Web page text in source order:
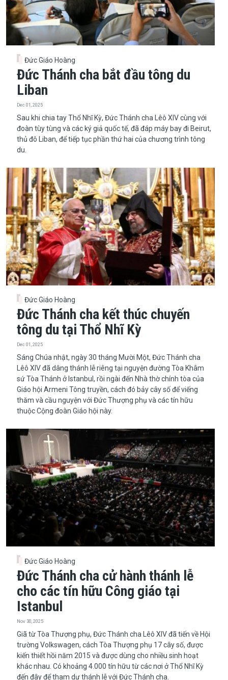
Đức Giáo Hoàng
Đức Thánh cha bắt đầu tông du
Liban
Dec 01, 2025
​​​​​​​Sau khi chia tay Thổ Nhĩ Kỳ, Đức Thánh cha Lêô XIV cùng với
đoàn tùy tùng và các ký giả quốc tế, đã đáp máy bay đi Beirut,
thủ đô Liban, để tiếp tục phần thứ hai của chương trình tông
du.
Đức Giáo Hoàng
Đức Thánh cha kết thúc chuyến
tông du tại Thổ Nhĩ Kỳ
Dec 01, 2025
Sáng Chúa nhật, ngày 30 tháng Mười Một, Đức Thánh cha
Lêô XIV đã dâng thánh lễ riêng tại nguyện đường Tòa Khâm
sứ Tòa Thánh ở Istanbul, rồi ngài đến Nhà thờ chính tòa của
Giáo hội Armeni Tông truyền, cách đó bảy cây số để viếng
thăm và cầu nguyện với Đức Thượng phụ và các tín hữu
thuộc Cộng đoàn Giáo hội này.
Đức Giáo Hoàng
Đức Thánh cha cử hành thánh lễ
cho các tín hữu Công giáo tại
Istanbul
Nov 30, 2025
Giã từ Tòa Thượng phụ, Đức Thánh cha Lêô XIV đã tiến về Hội
trường Volkswagen, cách Tòa Thượng phụ 17 cây số, được
kiến thiết hồi năm 2015 và được dùng cho nhiều sinh hoạt
khác nhau. Có khoảng 4.000 tín hữu từ các nơi ở Thổ Nhĩ Kỳ
đến đây để tham dự thánh lễ với Đức Thánh cha.